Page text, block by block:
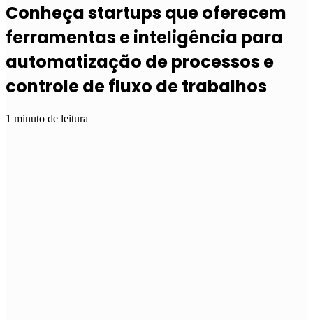
Conheça startups que oferecem
ferramentas e inteligência para
automatização de processos e
controle de fluxo de trabalhos
1 minuto de leitura